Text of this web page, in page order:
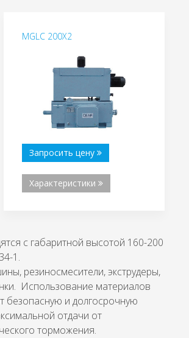
MGLC 200X2
Запросить цену
Характеристики
с габаритной высотой 160-200
1.
резиносмесители, экструдеры,
Использование материалов
безопасную и долгосрочную
отдачи от
торможения.